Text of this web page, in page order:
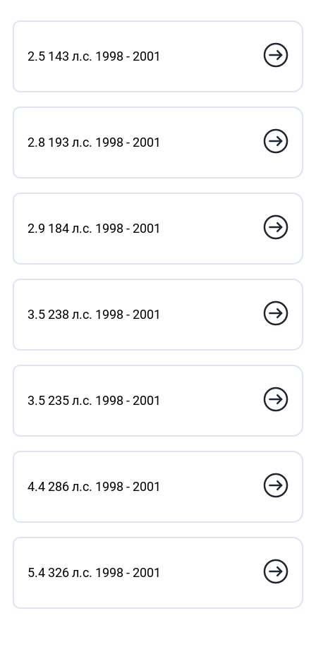
2.5 143 л.с. 1998 - 2001
2.8 193 л.с. 1998 - 2001
2.9 184 л.с. 1998 - 2001
3.5 238 л.с. 1998 - 2001
3.5 235 л.с. 1998 - 2001
4.4 286 л.с. 1998 - 2001
5.4 326 л.с. 1998 - 2001